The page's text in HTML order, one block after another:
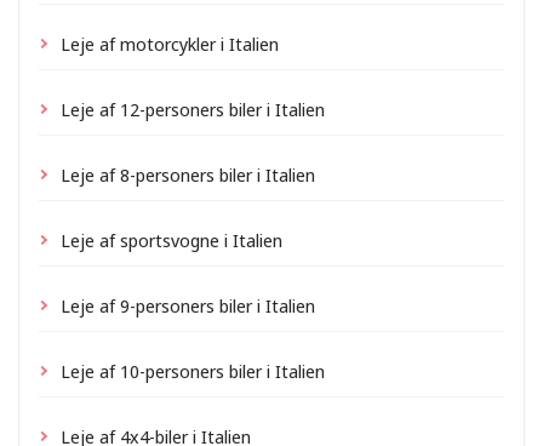
Leje af motorcykler i Italien
Leje af 12-personers biler i Italien
Leje af 8-personers biler i Italien
Leje af sportsvogne i Italien
Leje af 9-personers biler i Italien
Leje af 10-personers biler i Italien
Leje af 4x4-biler i Italien